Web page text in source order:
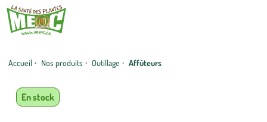
Accueil · Nos produits · Outillage · Affûteurs
En stock